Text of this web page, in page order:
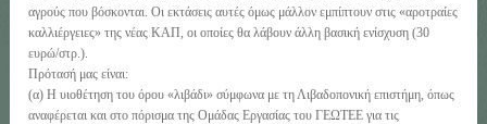
αγρούς που βόσκονται. Οι εκτάσεις αυτές όμως μάλλον εμπίπτουν στις «αροτραίες
καλλιέργειες» της νέας ΚΑΠ, οι οποίες θα λάβουν άλλη βασική ενίσχυση (30
ευρώ/στρ.).
Πρότασή μας είναι:
(α) Η υιοθέτηση του όρου «λιβάδι» σύμφωνα με τη Λιβαδοπονική επιστήμη, όπως
αναφέρεται και στο πόρισμα της Ομάδας Εργασίας του ΓΕΩΤΕΕ για τις